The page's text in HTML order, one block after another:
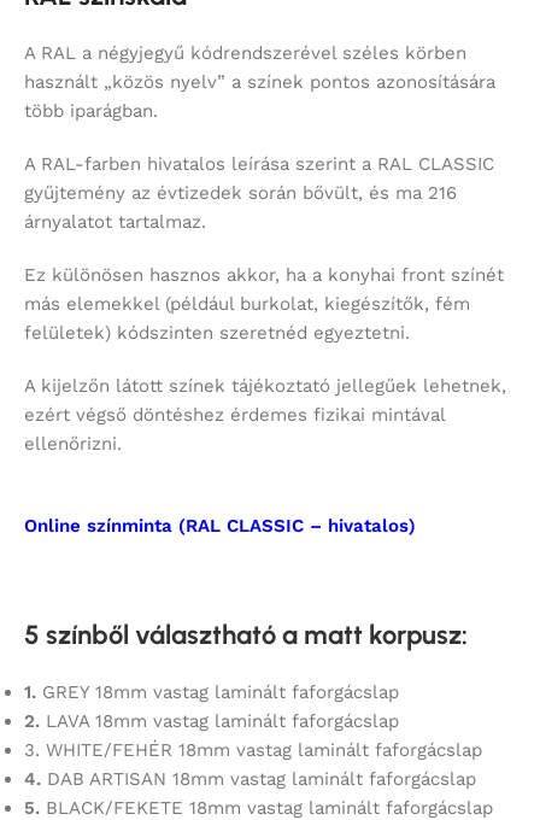
A RAL a négyjegyű kódrendszerével széles körben
használt „közös nyelv” a színek pontos azonosítására
több iparágban.
A RAL-farben hivatalos leírása szerint a RAL CLASSIC
gyűjtemény az évtizedek során bővült, és ma 216
árnyalatot tartalmaz.
Ez különösen hasznos akkor, ha a konyhai front színét
más elemekkel (például burkolat, kiegészítők, fém
felületek) kódszinten szeretnéd egyeztetni.
A kijelzőn látott színek tájékoztató jellegűek lehetnek,
ezért végső döntéshez érdemes fizikai mintával
ellenőrizni.
Online színminta (RAL CLASSIC – hivatalos)
5 színből választható a matt korpusz:
1. GREY 18mm vastag laminált faforgácslap
2. LAVA 18mm vastag laminált faforgácslap
3. WHITE/FEHÉR 18mm vastag laminált faforgácslap
4. DAB ARTISAN 18mm vastag laminált faforgácslap
5. BLACK/FEKETE 18mm vastag laminált faforgácslap